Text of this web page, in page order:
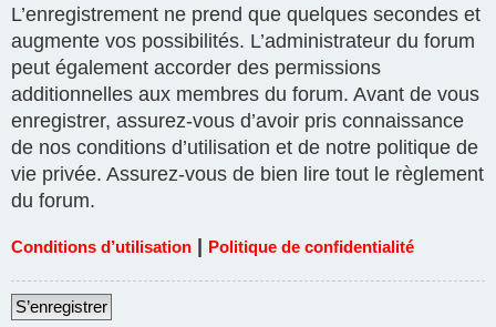
L’enregistrement ne prend que quelques secondes et
augmente vos possibilités. L’administrateur du forum
peut également accorder des permissions
additionnelles aux membres du forum. Avant de vous
enregistrer, assurez-vous d’avoir pris connaissance
de nos conditions d’utilisation et de notre politique de
vie privée. Assurez-vous de bien lire tout le règlement
du forum.
Conditions d’utilisation Politique de confidentialité
S’enregistrer